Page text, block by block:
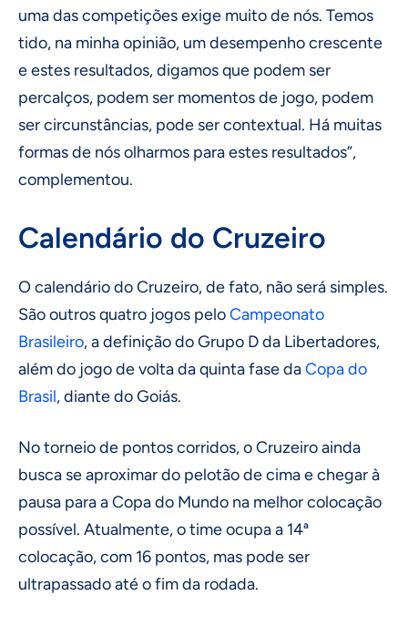
uma das competições exige muito de nós. Temos
tido, na minha opinião, um desempenho crescente
e estes resultados, digamos que podem ser
percalços, podem ser momentos de jogo, podem
ser circunstâncias, pode ser contextual. Há muitas
formas de nós olharmos para estes resultados”,
complementou.
Calendário do Cruzeiro
O calendário do Cruzeiro, de fato, não será simples.
São outros quatro jogos peloCampeonato
Brasileiro, a definição do Grupo D da Libertadores,
além do jogo de volta da quinta fase daCopa do
Brasil, diante do Goiás.
No torneio de pontos corridos, o Cruzeiro ainda
busca se aproximar do pelotão de cima e chegar à
pausa para a Copa do Mundo na melhor colocação
possível. Atualmente, o time ocupa a 14ª
colocação, com 16 pontos, mas pode ser
ultrapassado até o fim da rodada.